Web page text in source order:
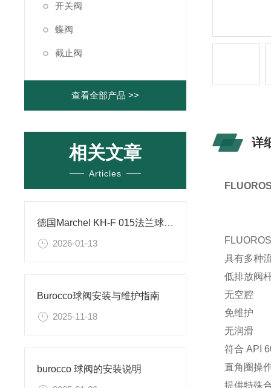
开关阀
蝶阀
截止阀
查看全部产品 >>
相关文章
Articles
德国Marchel KH-F 015法兰球阀的设计特点
2026-01-13
Burocco球阀安装与维护指南
2025-11-18
burocco 球阀的安装说明
详
具有多种
低排放阀
无空腔
免维护
无润滑
符合 API
直角圈操
提供特殊